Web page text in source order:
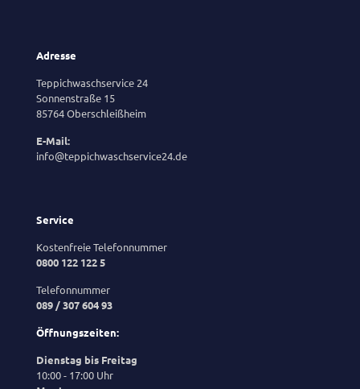
Adresse
Teppichwaschservice 24
Sonnenstraße 15
85764 Oberschleißheim
E-Mail:
info@teppichwaschservice24.de
Service
Kostenfreie Telefonnummer
0800 122 122 5
Telefonnummer
089 / 307 604 93
Öffnungszeiten:
Dienstag bis Freitag
10:00 - 17:00 Uhr